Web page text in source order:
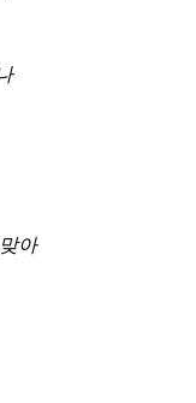
아